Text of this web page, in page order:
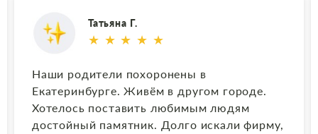
Анжелика Фомина
★ ★ ★ ★ ★
Результат работы оправдал ожидания.
Огромное спасибо за выполненный заказ.
Особенно хочу выразить благодарность
Наталье, очень компетентный